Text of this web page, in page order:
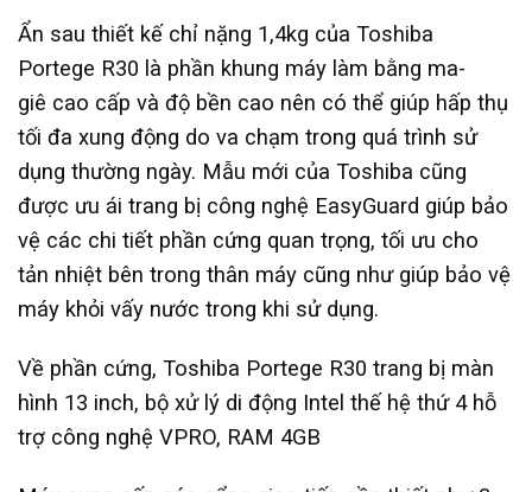
Ẩn sau thiết kế chỉ nặng 1,4kg của Toshiba
Portege R30 là phần khung máy làm bằng ma-
giê cao cấp và độ bền cao nên có thể giúp hấp thụ
tối đa xung động do va chạm trong quá trình sử
dụng thường ngày. Mẫu mới của Toshiba cũng
được ưu ái trang bị công nghệ EasyGuard giúp bảo
vệ các chi tiết phần cứng quan trọng, tối ưu cho
tản nhiệt bên trong thân máy cũng như giúp bảo vệ
máy khỏi vấy nước trong khi sử dụng.
Về phần cứng, Toshiba Portege R30 trang bị màn
hình 13 inch, bộ xử lý di động Intel thế hệ thứ 4 hỗ
trợ công nghệ VPRO, RAM 4GB